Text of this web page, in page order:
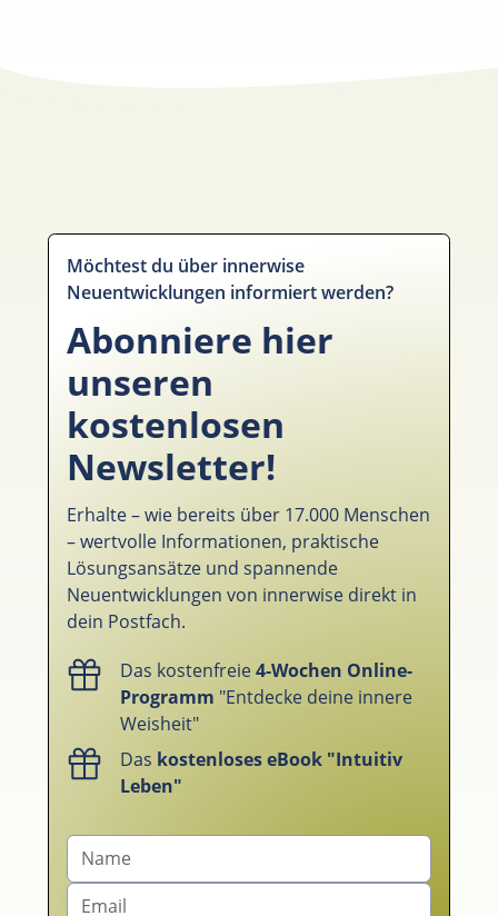
Möchtest du über innerwise
Neuentwicklungen informiert werden?
Abonniere hier
unseren
kostenlosen
Newsletter!
Erhalte – wie bereits über 17.000 Menschen
– wertvolle Informationen, praktische
Lösungsansätze und spannende
Neuentwicklungen von innerwise direkt in
dein Postfach.
Das kostenfreie4-Wochen Online-
Programm "Entdecke deine innere
Weisheit"
Das kostenloses eBook "Intuitiv
Leben"